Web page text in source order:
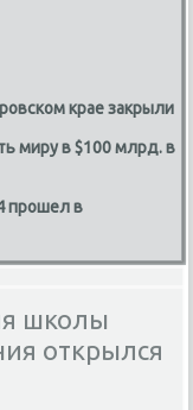
крае закрыли
миру в $100 млрд. в
прошел в
школы
открылся